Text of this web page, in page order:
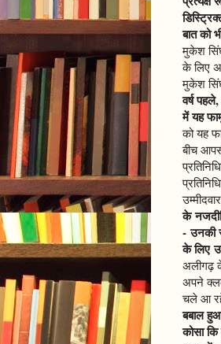
बात को
मुकेश
के लिए
मुकेश
वर्ष
में यह
को यह
बीच
के
- उनकी
के लिए
अलीगढ़
अपने
चले आ
बबाल
कोसा